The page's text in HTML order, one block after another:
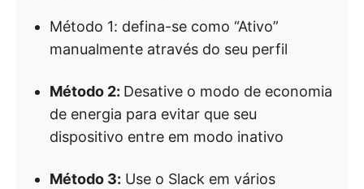
Método 1: defina-se como “Ativo”
manualmente através do seu perfil
Método 2: Desative o modo de economia
de energia para evitar que seu
dispositivo entre em modo inativo
Método 3: Use o Slack em vários